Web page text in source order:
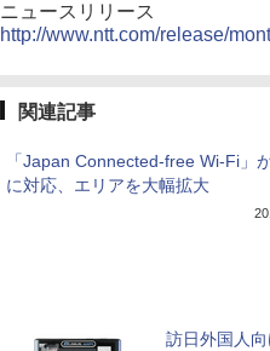
ニュースリリース
http://www.ntt.com/release/
関連記事
「Japan Connected-free Wi-Fi」
に対応、エリアを大幅拡大
訪日外国人向